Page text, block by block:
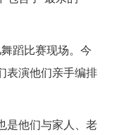
蹈比赛现场。今
表演他们亲手编排
是他们与家人、老